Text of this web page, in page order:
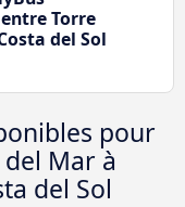
Torre
del Sol
pour
Mar à
del Sol